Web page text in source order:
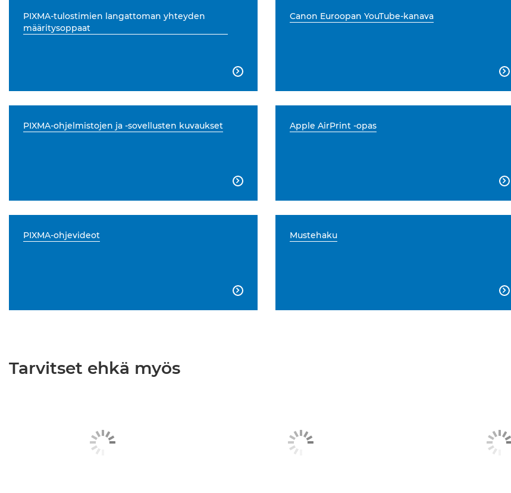
PIXMA-tulostimien langattoman yhteyden
määritysoppaat

Canon Euroopan YouTube-kanava

PIXMA-ohjelmistojen ja -sovellusten kuvaukset

Apple AirPrint -opas

PIXMA-ohjevideot

Mustehaku

Tarvitset ehkä myös